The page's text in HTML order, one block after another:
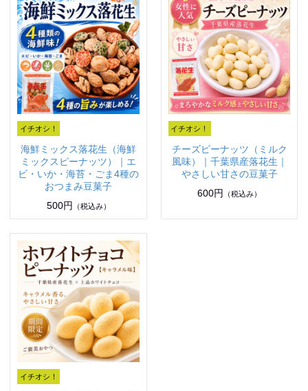
海鮮ミックス落花生（海鮮
ミックスピーナッツ）｜エ
ビ・いか・海苔・ごま4種の
おつまみ豆菓子
500円
（税込み）
チーズピーナッツ（ミルク
風味）｜千葉県産落花生｜
やさしい甘さの豆菓子
600円
（税込み）